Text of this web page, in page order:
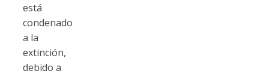
está
condenado
a la
extinción,
debido a